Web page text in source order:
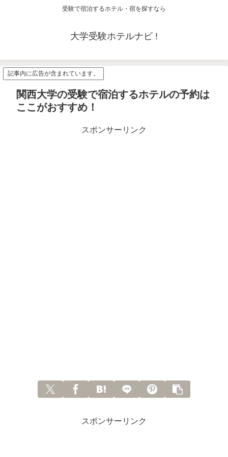
受験で宿泊するホテル・宿を探すなら
大学受験ホテルナビ !
記事内に広告が含まれています。
関西大学の受験で宿泊するホテルの予約は
ここがおすすめ！
スポンサーリンク
スポンサーリンク